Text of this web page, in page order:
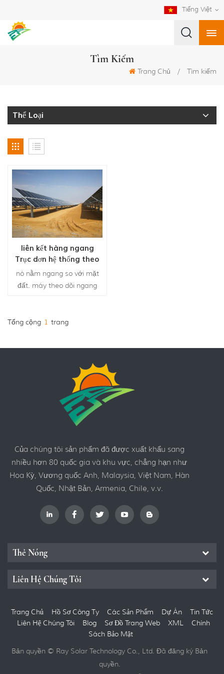
Tiếng Việt
Tìm Kiếm
Trang Chủ / Tìm kiếm
Thể Loại
liên kết hàng ngang
Trục đơn hệ thống theo
dõi năng lượng mặt trời
nó nằm ngang so với mặt
đất. máy theo dõi ngang
song song với trục quay .
Tổng cộng 1 trang
Của chúng tôi sản phẩm đã được xuất khẩu sang
nhiều hơn 80 quốc gia và khu vực, chẳng hạn như
Hoa Kỳ, Vương quốc Anh, Malaysia, Việt Nam, Hàn
Quốc, Nhật Bản, Armenia, Chile, v.v.
Thẻ Nóng
Liên Hệ Chúng Tôi
Trang Chủ Hồ Sơ Công Ty Các Sản Phẩm Dự Án
Tin Tức
Liên Hệ Chúng Tôi
Blog Sơ Đồ Trang Web XML
Chính
Sách Bảo Mật
Bản quyền © Ray Solar Technology Co., Ltd. Đã đăng ký Bản
quyền.